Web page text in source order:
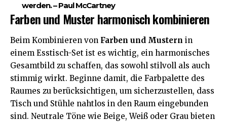
werden. – Paul McCartney
Farben und Muster harmonisch kombinieren
Beim Kombinieren von Farben und Mustern in
einem Esstisch-Set ist es wichtig, ein harmonisches
Gesamtbild zu schaffen, das sowohl stilvoll als auch
stimmig wirkt. Beginne damit, die Farbpalette des
Raumes zu berücksichtigen, um sicherzustellen, dass
Tisch und Stühle nahtlos in den Raum eingebunden
sind. Neutrale Töne wie Beige, Weiß oder Grau bieten